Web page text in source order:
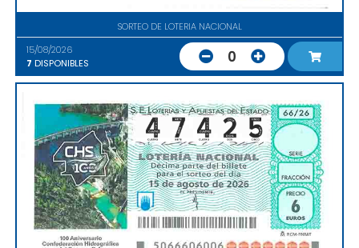
SORTEO DE LOTERIA NACIONAL
15/08/2026
7 DISPONIBLES 0